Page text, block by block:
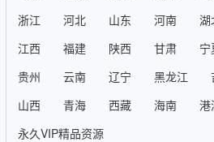
浙江
河北 山东 河南 湖
江西
福建 陕西 甘肃 宁
贵州
云南 辽宁 黑龙江
山西
青海 西藏 海南 港
永久VIP精品资源